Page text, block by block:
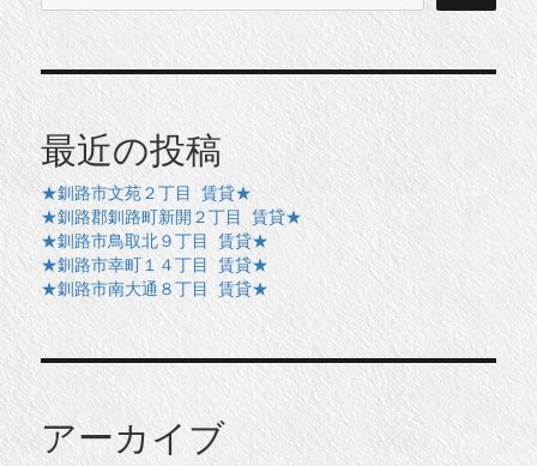
最近の投稿
★釧路市文苑２丁目 賃貸★
★釧路郡釧路町新開２丁目 賃貸★
★釧路市鳥取北９丁目 賃貸★
★釧路市幸町１４丁目 賃貸★
★釧路市南大通８丁目 賃貸★
アーカイブ